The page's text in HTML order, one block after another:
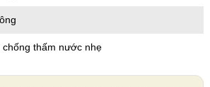
chống thấm nước nhẹ